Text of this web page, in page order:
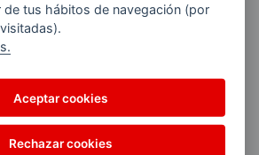
supuestos en que es necesario
local o en el cumplimiento de
en este sentido a continuación
entidades a las que serán cedidos los
del servicio/producto que esté
de tus hábitos de navegación (por
Aceptar cookies
Rechazar cookies